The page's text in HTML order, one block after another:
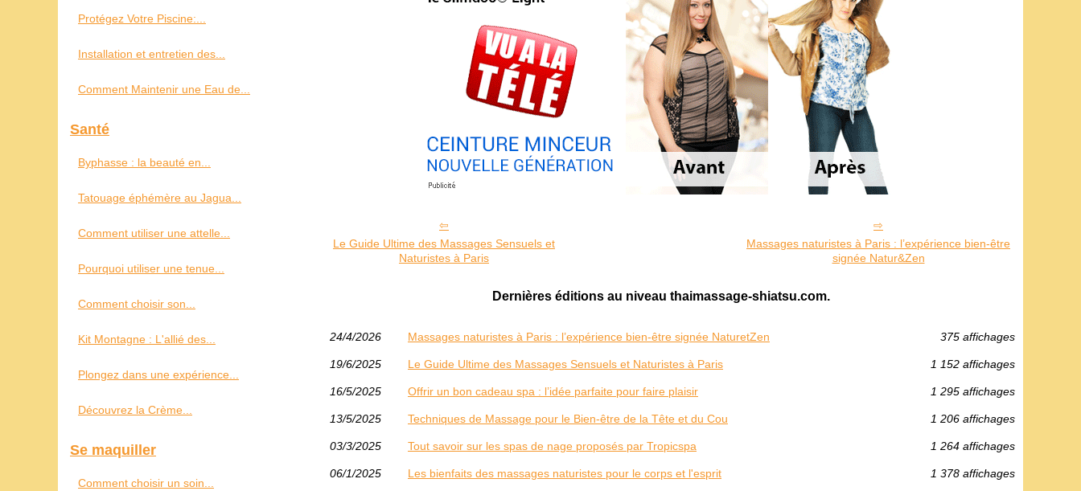
Le Guide Ultime des Massages Sensuels et
Naturistes à Paris
Massages naturistes à Paris : l’expérience bien‑être
signée Natur&Zen
Dernières éditions au niveau thaimassage-shiatsu.com.
24/4/2026 Massages naturistes à Paris : l’expérience bien‑être signée NaturetZen 375 affichages
19/6/2025 Le Guide Ultime des Massages Sensuels et Naturistes à Paris 1 152 affichages
16/5/2025 Offrir un bon cadeau spa : l’idée parfaite pour faire plaisir 1 295 affichages
13/5/2025 Techniques de Massage pour le Bien-être de la Tête et du Cou 1 206 affichages
03/3/2025 Tout savoir sur les spas de nage proposés par Tropicspa 1 264 affichages
06/1/2025 Les bienfaits des massages naturistes pour le corps et l'esprit 1 378 affichages
Protégez Votre Piscine:...
Installation et entretien des...
Comment Maintenir une Eau de...
Santé
Byphasse : la beauté en...
Tatouage éphémère au Jagua...
Comment utiliser une attelle...
Pourquoi utiliser une tenue...
Comment choisir son...
Kit Montagne : L'allié des...
Plongez dans une expérience...
Découvrez la Crème...
Se maquiller
Comment choisir un soin...